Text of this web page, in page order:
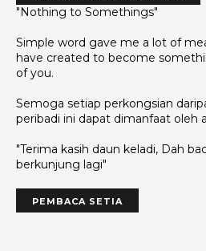
"Nothing to Somethings"
Simple word gave me a lot of
have created to become
of you.
Semoga setiap perkongsian
peribadi ini dapat dimanfaat oleh
"Terima kasih daun keladi, Dah
berkunjung lagi"
PEMBACA SETIA